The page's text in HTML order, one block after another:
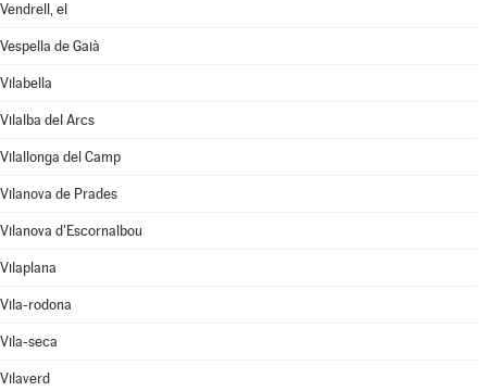
Vendrell, el
Vespella de Gaià
Vilabella
Vilalba del Arcs
Vilallonga del Camp
Vilanova de Prades
Vilanova d'Escornalbou
Vilaplana
Vila-rodona
Vila-seca
Vilaverd